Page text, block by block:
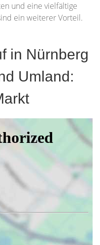
und eine vielfältige
ein weiterer Vorteil.
in Nürnberg
Umland: